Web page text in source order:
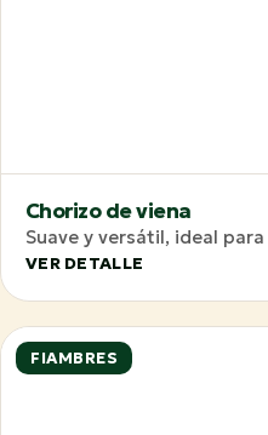
Chorizo de viena
Suave y versátil, ideal
VER DETALLE
FIAMBRES